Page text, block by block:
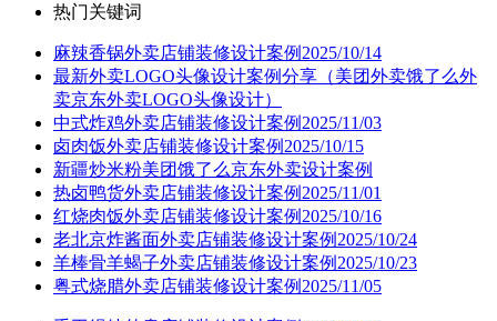
热门关键词
麻辣香锅外卖店铺装修设计案例2025/10/14
最新外卖LOGO头像设计案例分享（美团外卖饿了么外
卖京东外卖LOGO头像设计）
中式炸鸡外卖店铺装修设计案例2025/11/03
卤肉饭外卖店铺装修设计案例2025/10/15
新疆炒米粉美团饿了么京东外卖设计案例
热卤鸭货外卖店铺装修设计案例2025/11/01
红烧肉饭外卖店铺装修设计案例2025/10/16
老北京炸酱面外卖店铺装修设计案例2025/10/24
羊棒骨羊蝎子外卖店铺装修设计案例2025/10/23
粤式烧腊外卖店铺装修设计案例2025/11/05